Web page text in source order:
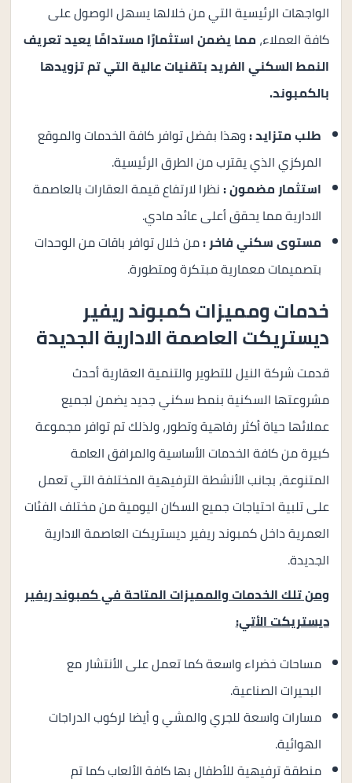
الواجهات الرئيسية التي من خلالها يسهل الوصول على
كافة العملاء، مما يضمن استثمارًا مستدامًا يعيد تعريف
النمط السكني الفريد بتقنيات عالية التي تم تزويدها
بالكمبوند.
طلب متزايد :وهذا بفضل توافر كافة الخدمات والموقع
المركزي الذي يقترب من الطرق الرئيسية.
استثمار مضمون :نظرا لارتفاع قيمة العقارات بالعاصمة
الادارية مما يحقق أعلى عائد مادي.
مستوى سكني فاخر :من خلال توافر باقات من الوحدات
بتصميمات معمارية مبتكرة ومتطورة.
خدمات ومميزات كمبوند ريفير
ديستريكت العاصمة الادارية الجديدة
قدمت شركة النيل للتطوير والتنمية العقارية أحدث
مشروعتها السكنية بنمط سكني جديد يضمن لجميع
عملائها حياة أكثر رفاهية وتطور، ولذلك تم توافر مجموعة
كبيرة من كافة الخدمات الأساسية والمرافق العامة
المتنوعة، بجانب الأنشطة الترفيهية المختلفة التي تعمل
على تلبية احتياجات جميع السكان اليومية من مختلف الفئات
العمرية داخل كمبوند ريفير ديستريكت العاصمة الادارية
الجديدة.
ومن تلك الخدمات والمميزات المتاحة في كمبوند ريفير
ديستريكت الأتي:
مساحات خضراء واسعة كما تعمل على الأنتشار مع
البحيرات الصناعية.
مسارات واسعة للجري والمشي و أيضا لركوب الدراجات
الهوائية.
منطقة ترفيهية للأطفال بها كافة الألعاب كما تم